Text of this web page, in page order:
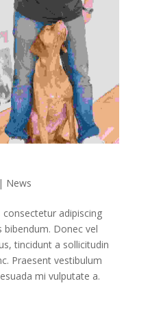
| News
adipiscing
bibendum. Donec vel
tincidunt a sollicitudin
Praesent vestibulum
mi vulputate a.